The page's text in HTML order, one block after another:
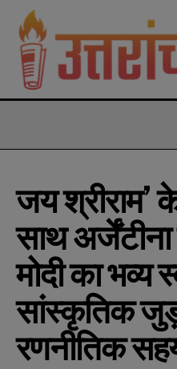
जय श्रीराम’
साथ
मोदी का भव्य
सांस्कृतिक
रणनीतिक